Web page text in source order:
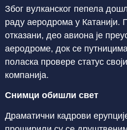
Због вулканског пепела
раду аеродрома у Катанији.
отказани, део авиона је
аеродроме, док се
поласка провере статус
компанија.
Снимци обишли свет
Драматични кадрови